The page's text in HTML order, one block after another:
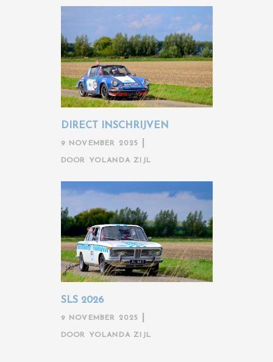
DIRECT INSCHRIJVEN
9 NOVEMBER 2025
DOOR YOLANDA ZIJL
SLS 2026
9 NOVEMBER 2025
DOOR YOLANDA ZIJL